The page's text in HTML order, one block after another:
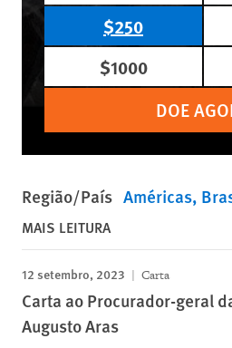
$250
$1000
DOE
Região/País Américas
MAIS LEITURA
12 setembro, 2023 Carta
Carta ao Procurador-geral
Augusto Aras